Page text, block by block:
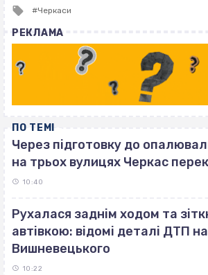
Tagged
Черкаси
РЕКЛАМА
ПО ТЕМІ
Через підготовку до
на трьох вулицях Черкас
10:40
Рухалася заднім ходом та
автівкою: відомі деталі ДТП
Вишневецького
10:22